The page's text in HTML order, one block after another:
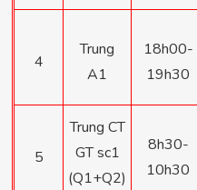
4
Trung
A1
18h00-
19h30
5
Trung CT
GT sc1
(Q1+Q2)
8h30-
10h30